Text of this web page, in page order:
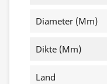
Diameter (mm)
Dikte (mm)
Land